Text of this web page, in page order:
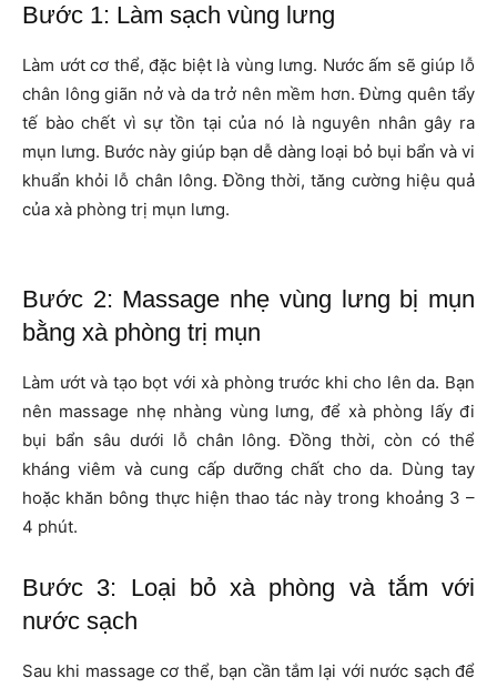
Bước 1: Làm sạch vùng lưng
Làm ướt cơ thể, đặc biệt là vùng lưng. Nước ấm sẽ giúp lỗ
chân lông giãn nở và da trở nên mềm hơn. Đừng quên tẩy
tế bào chết vì sự tồn tại của nó là nguyên nhân gây ra
mụn lưng. Bước này giúp bạn dễ dàng loại bỏ bụi bẩn và vi
khuẩn khỏi lỗ chân lông. Đồng thời, tăng cường hiệu quả
của xà phòng trị mụn lưng.
Bước 2: Massage nhẹ vùng lưng bị mụn
bằng xà phòng trị mụn
Làm ướt và tạo bọt với xà phòng trước khi cho lên da. Bạn
nên massage nhẹ nhàng vùng lưng, để xà phòng lấy đi
bụi bẩn sâu dưới lỗ chân lông. Đồng thời, còn có thể
kháng viêm và cung cấp dưỡng chất cho da. Dùng tay
hoặc khăn bông thực hiện thao tác này trong khoảng 3 –
4 phút.
Bước 3: Loại bỏ xà phòng và tắm với
nước sạch
Sau khi massage cơ thể, bạn cần tắm lại với nước sạch để